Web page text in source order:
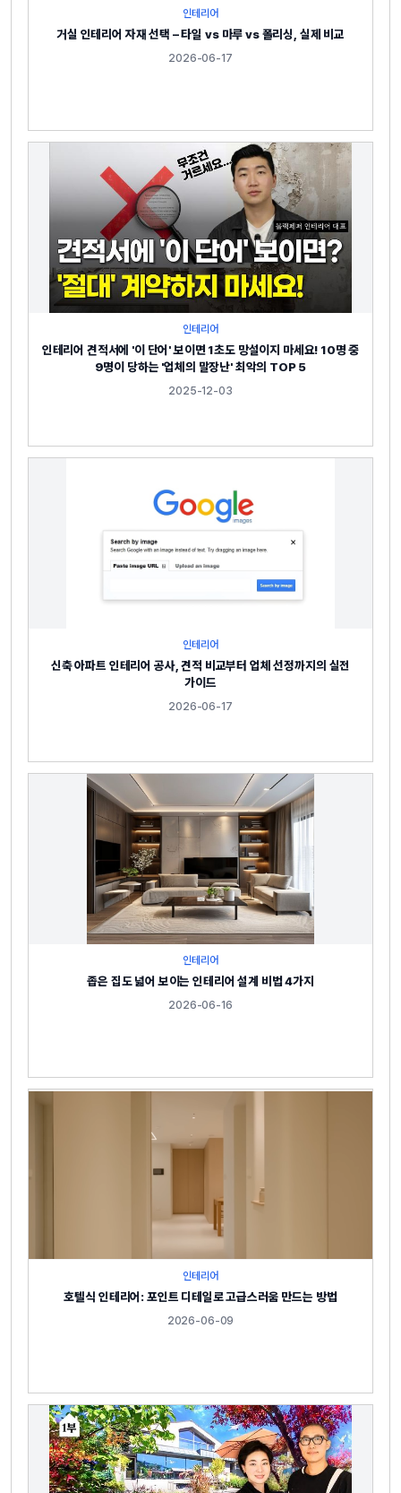
인테리어
거실 인테리어 자재 선택 – 타일 vs 마루 vs 폴리싱, 실제 비교
2026-06-17
인테리어
인테리어 견적서에 '이 단어' 보이면 1초도 망설이지 마세요! 10명 중
9명이 당하는 '업체의 말장난' 최악의 TOP 5
2025-12-03
인테리어
신축 아파트 인테리어 공사, 견적 비교부터 업체 선정까지의 실전
가이드
2026-06-17
인테리어
좁은 집도 넓어 보이는 인테리어 설계 비법 4가지
2026-06-16
인테리어
호텔식 인테리어: 포인트 디테일로 고급스러움 만드는 방법
2026-06-09